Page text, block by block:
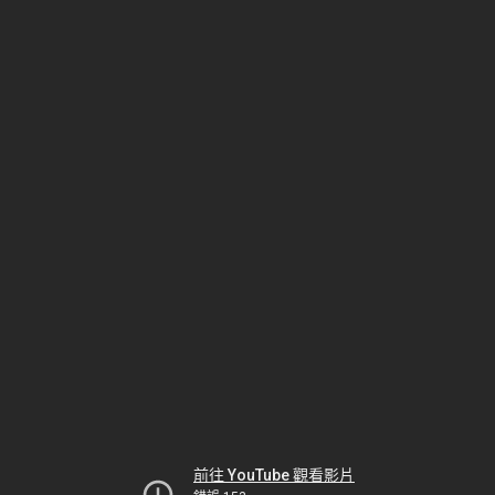
前往 YouTube 觀看影片